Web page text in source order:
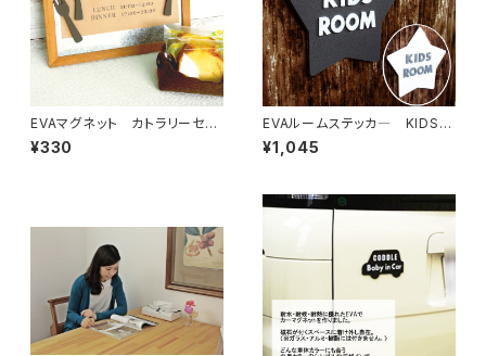
EVAマグネット カトラリーセッ
ト
¥330
EVAルームステッカ― KIDS R
OOM
¥1,045